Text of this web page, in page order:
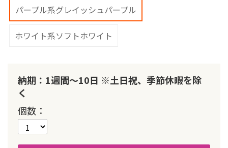
パープル系グレイッシュパープル
ホワイト系ソフトホワイト
納期：1週間～10日 ※土日祝、季節休暇を除
く
個数
移
動
す